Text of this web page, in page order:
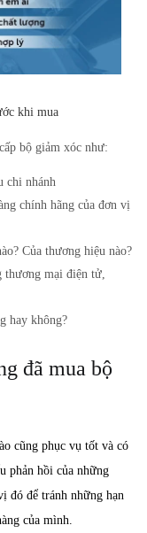
khi mua
bộ giảm xóc như:
chi nhánh
chính hãng của đơn vị
Của thương hiệu nào?
thương mại điện tử,
hay không?
đã mua bộ
cũng phục vụ tốt và có
phản hồi của những
đó để tránh những hạn
của mình.